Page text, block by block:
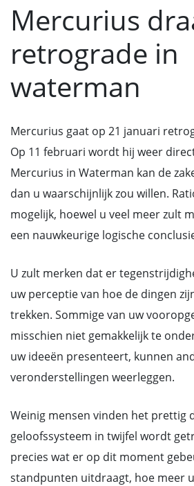
Mercurius
retrograde in
waterman
Mercurius gaat op 21 januari
Op 11 februari wordt hij weer
Mercurius in Waterman kan de
dan u waarschijnlijk zou willen.
mogelijk, hoewel u veel meer zult
een nauwkeurige logische
U zult merken dat er
uw perceptie van hoe de dingen
trekken. Sommige van uw
misschien niet gemakkelijk te
uw ideeën presenteert, kunnen
veronderstellingen weerleggen.
Weinig mensen vinden het prettig
geloofssysteem in twijfel wordt
precies wat er op dit moment
standpunten uitdraagt, hoe meer